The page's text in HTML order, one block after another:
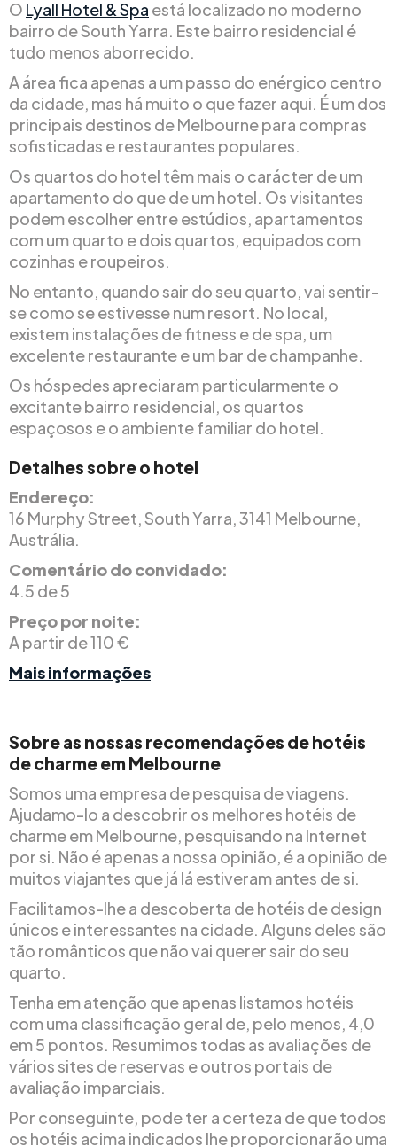
O Lyall Hotel & Spa está localizado no moderno
bairro de South Yarra. Este bairro residencial é
tudo menos aborrecido.
A área fica apenas a um passo do enérgico centro
da cidade, mas há muito o que fazer aqui. É um dos
principais destinos de Melbourne para compras
sofisticadas e restaurantes populares.
Os quartos do hotel têm mais o carácter de um
apartamento do que de um hotel. Os visitantes
podem escolher entre estúdios, apartamentos
com um quarto e dois quartos, equipados com
cozinhas e roupeiros.
No entanto, quando sair do seu quarto, vai sentir-
se como se estivesse num resort. No local,
existem instalações de fitness e de spa, um
excelente restaurante e um bar de champanhe.
Os hóspedes apreciaram particularmente o
excitante bairro residencial, os quartos
espaçosos e o ambiente familiar do hotel.
Detalhes sobre o hotel
Endereço:
16 Murphy Street, South Yarra, 3141 Melbourne,
Austrália.
Comentário do convidado:
4.5 de 5
Preço por noite:
A partir de 110 €
Mais informações
Sobre as nossas recomendações de hotéis
de charme em Melbourne
Somos uma empresa de pesquisa de viagens.
Ajudamo-lo a descobrir os melhores hotéis de
charme em Melbourne, pesquisando na Internet
por si. Não é apenas a nossa opinião, é a opinião de
muitos viajantes que já lá estiveram antes de si.
Facilitamos-lhe a descoberta de hotéis de design
únicos e interessantes na cidade. Alguns deles são
tão românticos que não vai querer sair do seu
quarto.
Tenha em atenção que apenas listamos hotéis
com uma classificação geral de, pelo menos, 4,0
em 5 pontos. Resumimos todas as avaliações de
vários sites de reservas e outros portais de
avaliação imparciais.
Por conseguinte, pode ter a certeza de que todos
os hotéis acima indicados lhe proporcionarão uma